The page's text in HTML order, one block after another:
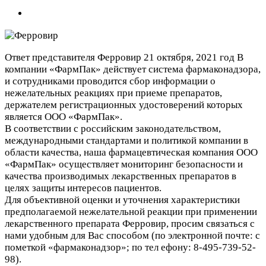
Ответ представителя Ферровир 21 октября, 2021 год В
компании «ФармПак» действует система фармаконадзора,
и сотрудниками проводится сбор информации о
нежелательных реакциях при приеме препаратов,
держателем регистрационных удостоверений которых
является ООО «ФармПак».
В соответствии с российским законодательством,
международными стандартами и политикой компании в
области качества, наша фармацевтическая компания ООО
«ФармПак» осуществляет мониторинг безопасности и
качества производимых лекарственных препаратов в
целях защиты интересов пациентов.
Для объективной оценки и уточнения характеристики
предполагаемой нежелательной реакции при применении
лекарственного препарата Ферровир, просим связаться с
нами удобным для Вас способом (по электронной почте: с
пометкой «фармаконадзор»; по тел ефону: 8-495-739-52-
98).